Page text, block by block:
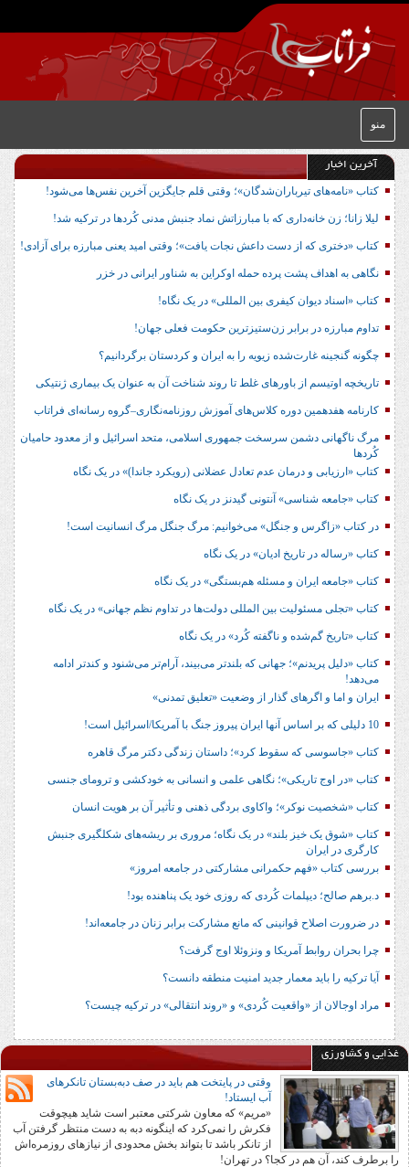
منو
آخرین اخبار
کتاب «نامه‌های تیرباران‌شدگان»؛ وقتی قلم جایگزین آخرین نفس‌ها می‌شود!
لیلا زانا؛ زن خانه‌داری که با مبارزاتش نماد جنبش مدنی کُردها در ترکیه شد!
کتاب «دختری که از دست داعش نجات یافت»؛ وقتی امید یعنی مبارزه برای آزادی!
نگاهی به اهداف پشت پرده حمله اوکراین به شناور ایرانی در خزر
کتاب «اسناد دیوان کیفری بین المللی» در یک نگاه!
تداوم مبارزه در برابر زن‌ستیزترین حکومت فعلی جهان!
چگونه گنجینه غارت‌شده زیویه را به ایران و کردستان برگردانیم؟
تاریخچه اوتیسم از باورهای غلط تا روند شناخت آن به عنوان یک بیماری ژنتیکی
کارنامه هفدهمین دوره کلاس‌های آموزش روزنامه‌نگاری–گروه رسانه‌ای فراتاب
مرگ ناگهانی دشمن سرسخت جمهوری اسلامی، متحد اسرائیل و از معدود حامیان
کُردها
کتاب «ارزیابی و درمان عدم تعادل عضلانی (رویکرد جاندا)» در یک نگاه
کتاب «جامعه شناسی» آنتونی گیدنز در یک نگاه
در کتاب «زاگرس و جنگل» می‌خوانیم: مرگ جنگل مرگ انسانیت است!
کتاب «رساله در تاریخ ادیان» در یک نگاه
کتاب «جامعه ایران و مسئله هم‌بستگی» در یک نگاه
کتاب «تجلی مسئولیت بین المللی دولت‌ها در تداوم نظم جهانی» در یک نگاه
کتاب «تاریخ گم‌شده و ناگفته کُرد» در یک نگاه
کتاب «دلیل پریدنم»؛ جهانی که بلندتر می‌بیند، آرام‌تر می‌شنود و کندتر ادامه
می‌دهد!
ایران و اما و اگرهای گذار از وضعیت «تعلیق تمدنی»
10 دلیلی که بر اساس آنها ایران پیروز جنگ با آمریکا/اسرائیل است!
کتاب «جاسوسی که سقوط کرد»؛ داستان زندگی دکتر مرگ قاهره
کتاب «در اوج تاریکی»؛ نگاهی علمی و انسانی به خودکشی و ترومای جنسی
کتاب «شخصیت نوکر»؛ واکاوی بردگی ذهنی و تأثیر آن بر هویت انسان
کتاب «شوق یک خیز بلند» در یک نگاه؛ مروری بر ریشه‌های شکل‎گیری جنبش
کارگری در ایران
بررسی کتاب «فهم حکمرانی مشارکتی در جامعه امروز»
د.برهم صالح؛ دیپلمات کُردی که روزی خود یک پناهنده بود!
در ضرورت اصلاح قوانینی که مانع مشارکت برابر زنان در جامعه‌اند!
چرا بحران روابط آمریکا و ونزوئلا اوج گرفت؟
آیا ترکیه را باید معمار جدید امنیت منطقه دانست؟
مراد اوجالان از «واقعیت کُردی» و «روند انتقالی» در ترکیه چیست؟
غذایی و کشاورزی
وقتی در پایتخت هم باید در صف دبه‌بستان تانکرهای
آب ایستاد!
«مریم» که معاون شرکتی معتبر است شاید هیچوقت
فکرش را نمی‌کرد که اینگونه دبه به دست منتظر گرفتن آب
از تانکر باشد تا بتواند بخش محدودی از نیازهای روزمره‌اش
را برطرف کند، آن هم در کجا؟ در تهران!